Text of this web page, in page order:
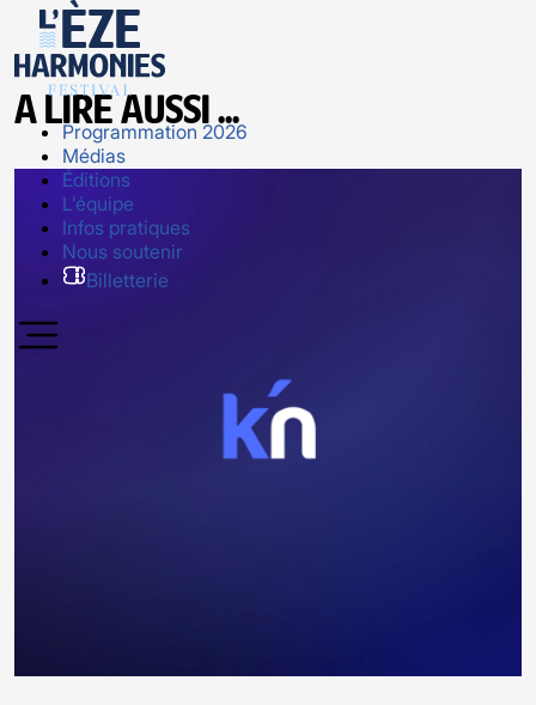
Programmation 2026
Médias
Éditions
L’équipe
Infos pratiques
Nous soutenir
Billetterie
A lire aussi ...